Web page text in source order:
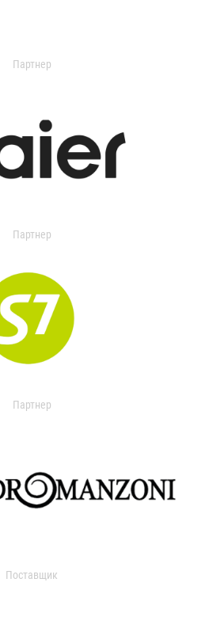
Партнер
Партнер
Партнер
Поставщик